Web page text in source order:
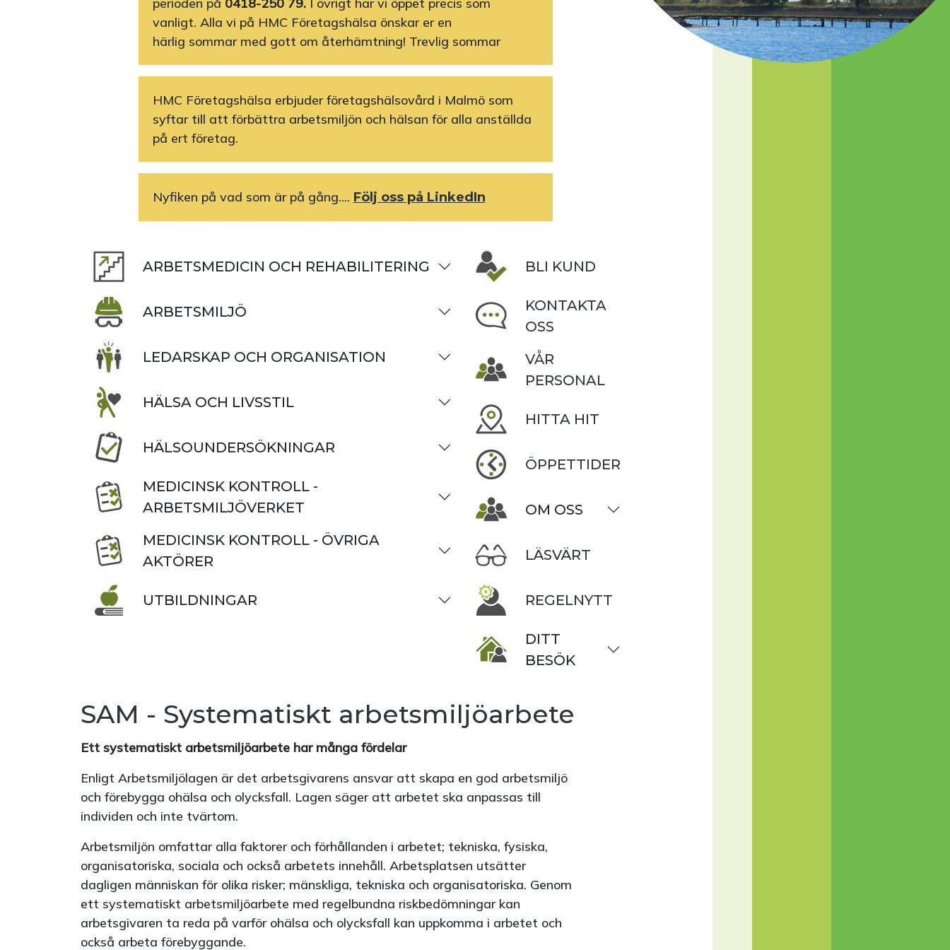
vanligt. Alla vi på HMC Företagshälsa önskar er en
härlig sommar med gott om återhämtning! Trevlig sommar
HMC Företagshälsa erbjuder företagshälsovård i Malmö som
syftar till att förbättra arbetsmiljön och hälsan för alla anställda
på ert företag.
Nyfiken på vad som är på gång.... Följ oss på LinkedIn
ARBETSMEDICIN OCH REHABILITERING
ARBETSMILJÖ
LEDARSKAP OCH ORGANISATION
HÄLSA OCH LIVSSTIL
HÄLSOUNDERSÖKNINGAR
MEDICINSK KONTROLL -
ARBETSMILJÖVERKET
MEDICINSK KONTROLL - ÖVRIGA
AKTÖRER
UTBILDNINGAR
BLI KUND
KONTAKTA
OSS
VÅR
PERSONAL
HITTA HIT
ÖPPETTIDER
OM OSS
LÄSVÄRT
REGELNYTT
DITT
BESÖK
SAM - Systematiskt arbetsmiljöarbete
Ett systematiskt arbetsmiljöarbete har många fördelar
Enligt Arbetsmiljölagen är det arbetsgivarens ansvar att skapa en god arbetsmiljö
och förebygga ohälsa och olycksfall. Lagen säger att arbetet ska anpassas till
individen och inte tvärtom.
Arbetsmiljön omfattar alla faktorer och förhållanden i arbetet; tekniska, fysiska,
organisatoriska, sociala och också arbetets innehåll. Arbetsplatsen utsätter
dagligen människan för olika risker; mänskliga, tekniska och organisatoriska. Genom
ett systematiskt arbetsmiljöarbete med regelbundna riskbedömningar kan
arbetsgivaren ta reda på varför ohälsa och olycksfall kan uppkomma i arbetet och
också arbeta förebyggande.